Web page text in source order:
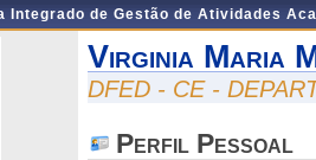
Integrado de Gestão de Atividades
Virginia Maria
DFED - CE -
Perfil Pessoal